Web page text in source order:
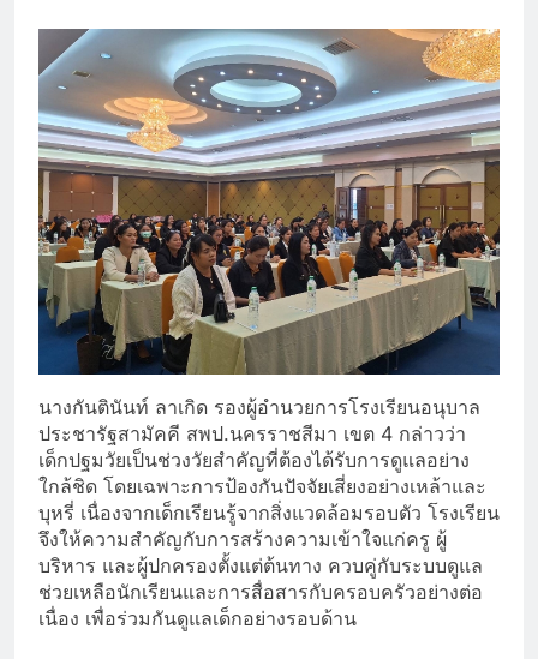
นางกันตินันท์ ลาเกิด รองผู้อำนวยการโรงเรียนอนุบาล
ประชารัฐสามัคคี สพป.นครราชสีมา เขต 4 กล่าวว่า
เด็กปฐมวัยเป็นช่วงวัยสำคัญที่ต้องได้รับการดูแลอย่าง
ใกล้ชิด โดยเฉพาะการป้องกันปัจจัยเสี่ยงอย่างเหล้าและ
บุหรี่ เนื่องจากเด็กเรียนรู้จากสิ่งแวดล้อมรอบตัว โรงเรียน
จึงให้ความสำคัญกับการสร้างความเข้าใจแก่ครู ผู้
บริหาร และผู้ปกครองตั้งแต่ต้นทาง ควบคู่กับระบบดูแล
ช่วยเหลือนักเรียนและการสื่อสารกับครอบครัวอย่างต่อ
เนื่อง เพื่อร่วมกันดูแลเด็กอย่างรอบด้าน